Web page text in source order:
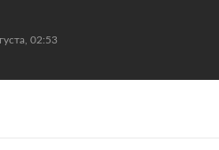
02:53